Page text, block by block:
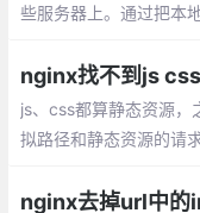
些服务器上。通过把本
务器上的一个url
nginx找不到js
js、css都算静态资源，
拟路径和静态资源的请
nginx去掉url中的